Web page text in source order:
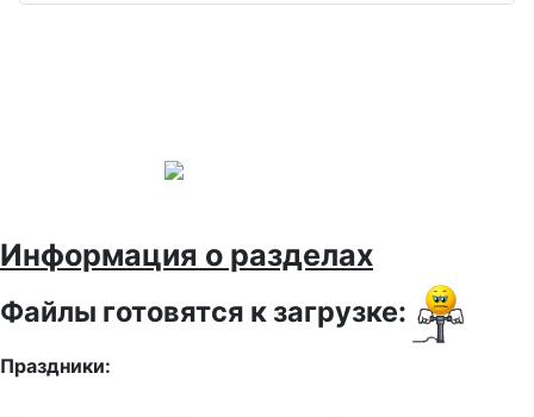
Информация о разделах
Файлы готовятся к загрузке:
Праздники: